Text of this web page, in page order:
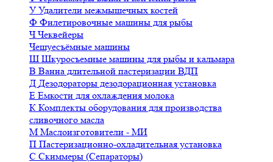
У Удалители межмышечных костей
Ф Филетировочные машины для рыбы
ЧЧеквейеры
Чешуесъёмные машины
Ш Шкуросъемные машины для рыбы и кальмара
В Ванна длительной пастеризации ВДП
Д Дезодораторы дезодорационная установка
Е Емкости для охлаждения молока
К Комплекты оборудования для производства
сливочного масла
М Маслоизготовители - МИ
П Пастеризационно-охладительная установка
С Скиммеры (Сепараторы)